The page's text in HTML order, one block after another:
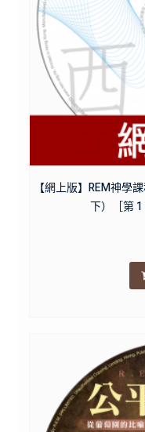
【網上版】REM神學
下）［第 1